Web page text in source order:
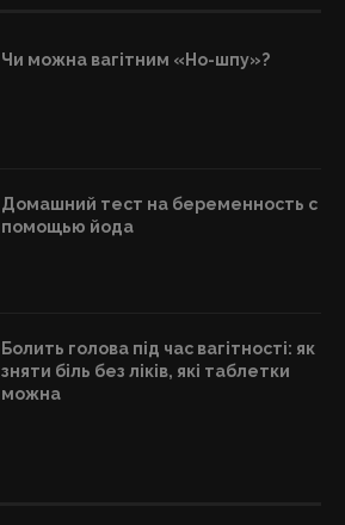
Чи можна вагітним «Но-шпу»?
Домашний тест на беременность с
помощью йода
Болить голова під час вагітності: як
зняти біль без ліків, які таблетки
можна